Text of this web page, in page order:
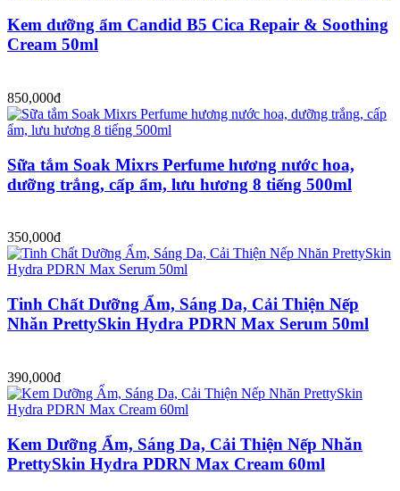
Kem dưỡng ẩm Candid B5 Cica Repair & Soothing
Cream 50ml
850,000đ
Sữa tắm Soak Mixrs Perfume hương nước hoa,
dưỡng trắng, cấp ẩm, lưu hương 8 tiếng 500ml
350,000đ
Tinh Chất Dưỡng Ẩm, Sáng Da, Cải Thiện Nếp
Nhăn PrettySkin Hydra PDRN Max Serum 50ml
390,000đ
Kem Dưỡng Ẩm, Sáng Da, Cải Thiện Nếp Nhăn
PrettySkin Hydra PDRN Max Cream 60ml